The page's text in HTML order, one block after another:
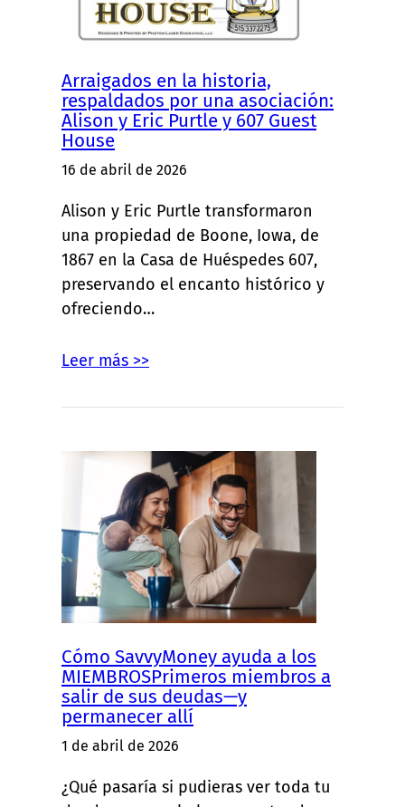
Arraigados en la historia,
respaldados por una asociación:
Alison y Eric Purtle y 607 Guest
House
16 de abril de 2026
Alison y Eric Purtle transformaron
una propiedad de Boone, Iowa, de
1867 en la Casa de Huéspedes 607,
preservando el encanto histórico y
ofreciendo…
Leer más >>
Cómo SavvyMoney ayuda a los
MIEMBROSPrimeros miembros a
salir de sus deudas—y
permanecer allí
1 de abril de 2026
¿Qué pasaría si pudieras ver toda tu